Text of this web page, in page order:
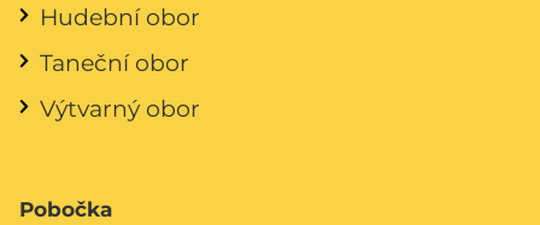
Hudební obor
Taneční obor
Výtvarný obor
Pobočka